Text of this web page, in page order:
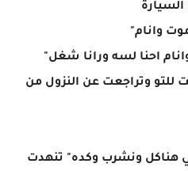
وانام"
احنا لسه ورانا شغل"
للتو وتراجعت عن النزول من
هناكل ونشرب وكده" تنهدت